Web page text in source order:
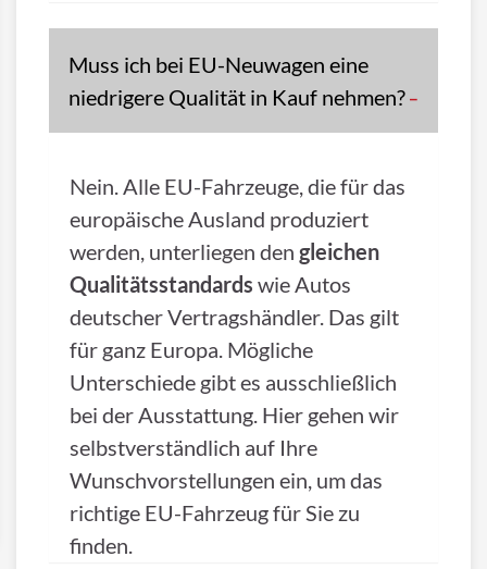
Muss ich bei EU-Neuwagen eine
niedrigere Qualität in Kauf nehmen?
Nein. Alle EU-Fahrzeuge, die für das
europäische Ausland produziert
werden, unterliegen den gleichen
Qualitätsstandards wie Autos
deutscher Vertragshändler. Das gilt
für ganz Europa. Mögliche
Unterschiede gibt es ausschließlich
bei der Ausstattung. Hier gehen wir
selbstverständlich auf Ihre
Wunschvorstellungen ein, um das
richtige EU-Fahrzeug für Sie zu
finden.